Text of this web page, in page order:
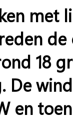
met
de
18
De
en